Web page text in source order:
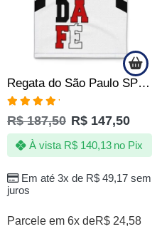
Regata do São Paulo SPFC Clube da Fé Quebrada Jotaz Oficial
Avaliação
5.00de 5
R$187,50 R$ 147,50
Em até 3x de R$49,17sem
juros
À vista R$140,13 no Pix
Parcele em 6x deR$ 24,58